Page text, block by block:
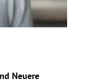
Neuere